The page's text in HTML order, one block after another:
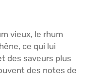
vieux, le rhum
ce qui lui
des saveurs plus
des notes de